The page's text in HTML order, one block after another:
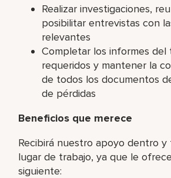
Realizar investigaciones,
posibilitar entrevistas con
relevantes
Completar los informes del
requeridos y mantener la
de todos los documentos
de pérdidas
Beneficios que merece
Recibirá nuestro apoyo dentro y
lugar de trabajo, ya que le
siguiente: